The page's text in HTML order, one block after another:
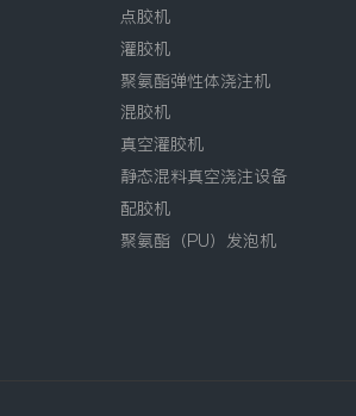
点胶机
灌胶机
聚氨酯弹性体浇注机
混胶机
真空灌胶机
静态混料真空浇注设备
配胶机
聚氨酯（PU）发泡机